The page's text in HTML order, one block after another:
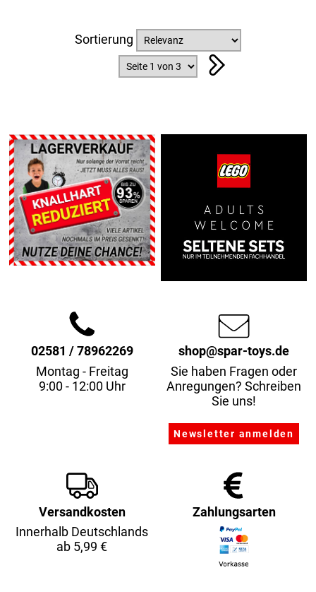
Sortierung
02581 / 78962269
Montag - Freitag
9:00 - 12:00 Uhr
shop@spar-toys.de
Sie haben Fragen oder
Anregungen? Schreiben
Sie uns!
Versandkosten
Innerhalb Deutschlands
ab 5,99 €
Zahlungsarten